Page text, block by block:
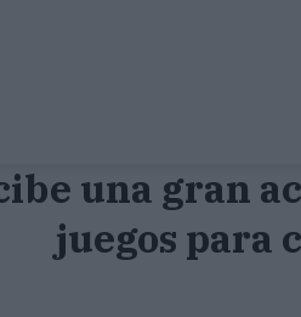
una gran
juegos para